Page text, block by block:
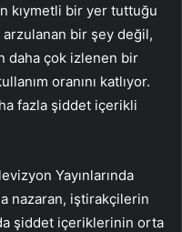
kıymetli bir yer tuttuğu
bir şey değil,
daha çok izlenen bir
oranını katlıyor.
fazla şiddet içerikli
Yayınlarında
nazaran, iştirakçilerin
şiddet içeriklerinin orta